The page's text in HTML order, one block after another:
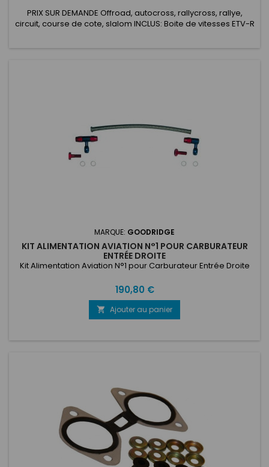
PRIX SUR DEMANDE Offroad, autocross, rallycross, rallye,
circuit, course de cote, slalom INCLUS: Boite de vitesses ETV-R
MARQUE: GOODRIDGE
KIT ALIMENTATION AVIATION N°1 POUR CARBURATEUR
ENTRÉE DROITE
Kit Alimentation Aviation N°1 pour Carburateur Entrée Droite
Prix
190,80 €
 Ajouter au panier